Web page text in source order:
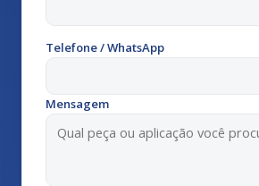
Telefone / WhatsApp
Mensagem